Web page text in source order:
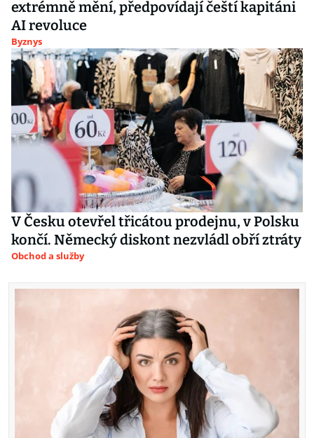
extrémně mění, předpovídají čeští kapitáni
AI revoluce
Byznys
V Česku otevřel třicátou prodejnu, v Polsku
končí. Německý diskont nezvládl obří ztráty
Obchod a služby